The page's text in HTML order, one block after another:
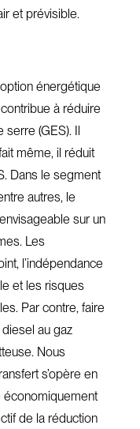
et prévisible.
énergétique
à réduire
(GES). Il
même, il réduit
Dans le segment
autres, le
sur un
Les
l’indépendance
et les risques
Par contre, faire
au gaz
Nous
s’opère en
économiquement
de la réduction